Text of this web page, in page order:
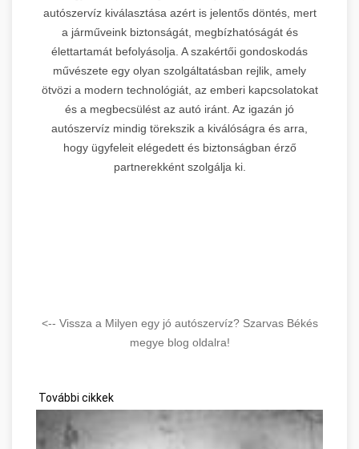
autószervíz kiválasztása azért is jelentős döntés, mert
a járműveink biztonságát, megbízhatóságát és
élettartamát befolyásolja. A szakértői gondoskodás
művészete egy olyan szolgáltatásban rejlik, amely
ötvözi a modern technológiát, az emberi kapcsolatokat
és a megbecsülést az autó iránt. Az igazán jó
autószervíz mindig törekszik a kiválóságra és arra,
hogy ügyfeleit elégedett és biztonságban érző
partnerekként szolgálja ki.
<-- Vissza a Milyen egy jó autószervíz? Szarvas Békés
megye blog oldalra!
További cikkek